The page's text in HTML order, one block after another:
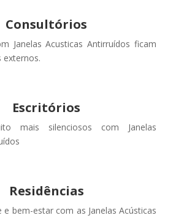
Consultórios
Janelas Acusticas Antirruídos ficam
externos.
Escritórios
mais silenciosos com Janelas
Residências
bem-estar com as Janelas Acústicas